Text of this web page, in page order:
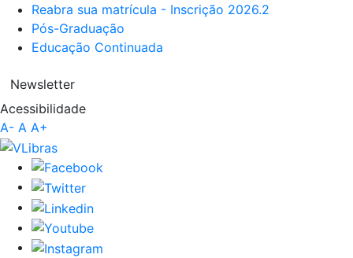
Reabra sua matrícula - Inscrição 2026.2
Pós-Graduação
Educação Continuada
Newsletter
Acessibilidade
A- A A+